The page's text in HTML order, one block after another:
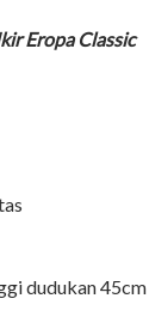
Eropa Classic
dudukan 45cm